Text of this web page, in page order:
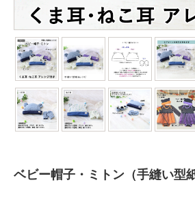
ベビー帽子・ミトン（手縫い型紙